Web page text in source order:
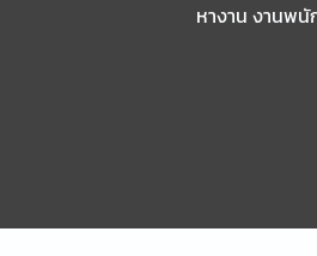
หางาน งานพ